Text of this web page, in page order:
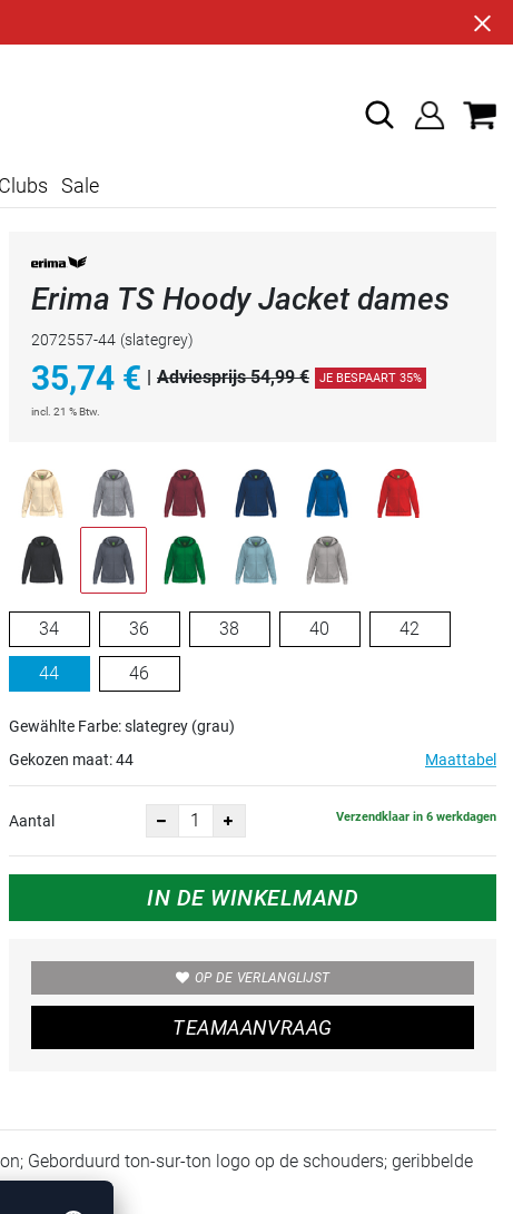
Clubs Sale
Erima TS Hoody Jacket dames
2072557-44 (slategrey)
35,74 € Adviesprijs 54,99 € JE BESPAART 35%
incl. 21 % Btw.
34 36 38 40 42
44 46
Gewählte Farbe: slategrey (grau)
Gekozen maat:44 Maattabel
Aantal Verzendklaar in 6 werkdagen
IN DE WINKELMAND
OP DE VERLANGLIJST
TEAMAANVRAAG
Geborduurd ton-sur-ton logo op de schouders; geribbelde
polyester